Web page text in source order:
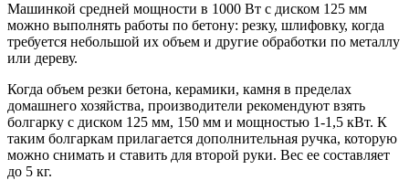
Машинкой средней мощности в 1000 Вт с диском 125 мм
можно выполнять работы по бетону: резку, шлифовку, когда
требуется небольшой их объем и другие обработки по металлу
или дереву.
Когда объем резки бетона, керамики, камня в пределах
домашнего хозяйства, производители рекомендуют взять
болгарку с диском 125 мм, 150 мм и мощностью 1-1,5 кВт. К
таким болгаркам прилагается дополнительная ручка, которую
можно снимать и ставить для второй руки. Вес ее составляет
до 5 кг.